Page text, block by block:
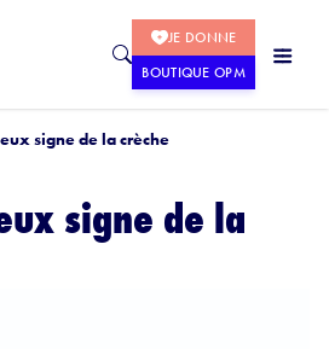
JE DONNE
BOUTIQUE OPM
signe de la crèche
signe de la